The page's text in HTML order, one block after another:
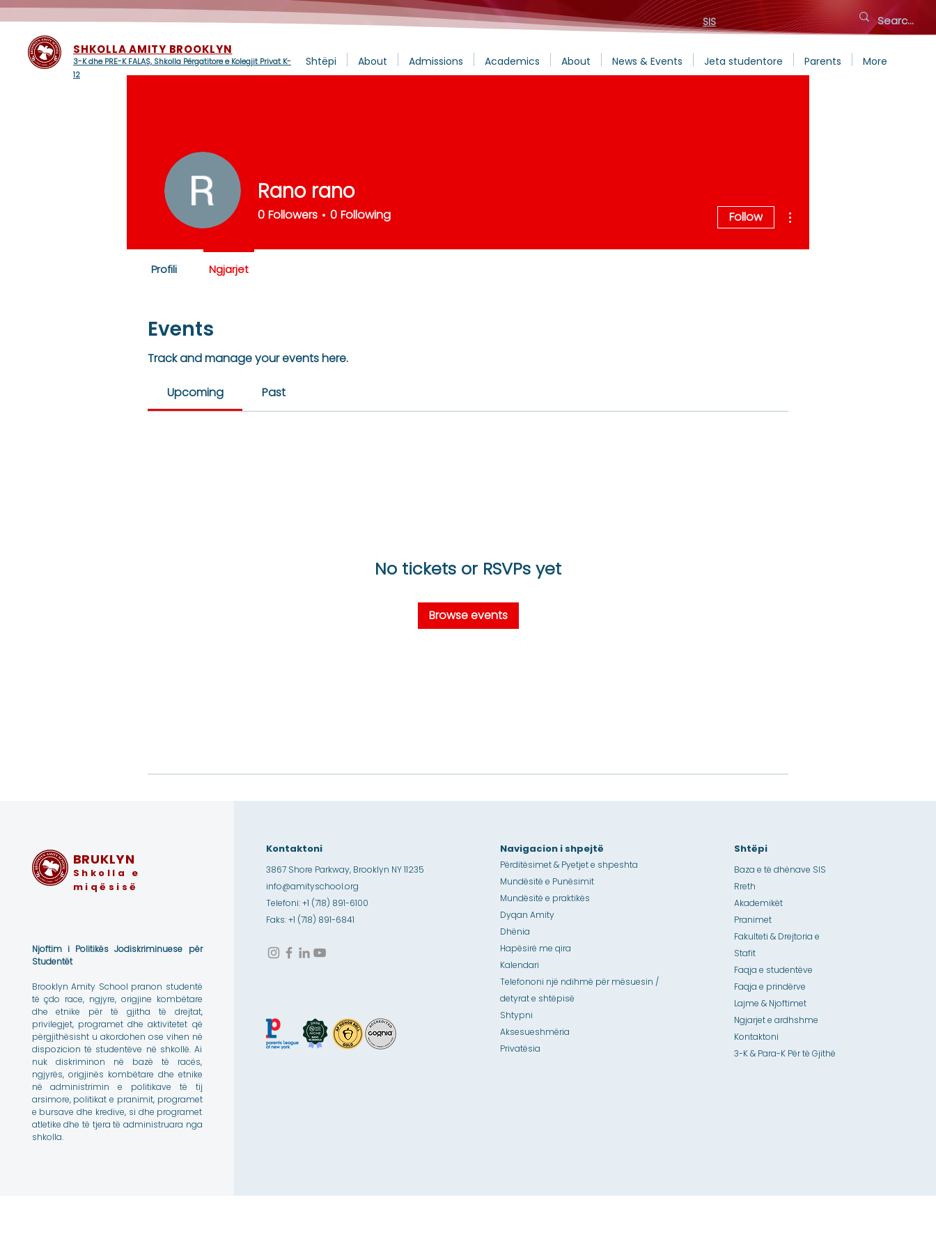
SIS
SHKOLLA AMITY BROOKLYN
3-K dhe PRE-K FALAS, Shkolla Përgatitore e Kolegjit Privat K-
12
Shtëpi About Admissions Academics About News & Events Jeta studentore Parents More
Events
Track and manage your events here.
Upcoming Past
No tickets or RSVPs yet
Browse events
Rano rano
0 Followers 0 Following Follow
Profili Ngjarjet
BRUKLYN
Shkolla e
miqësisë
Njoftim i Politikës Jodiskriminuese për
Studentët
Brooklyn Amity School pranon studentë
të çdo race, ngjyre, origjine kombëtare
dhe etnike për të gjitha të drejtat,
privilegjet, programet dhe aktivitetet që
përgjithësisht u akordohen ose vihen në
dispozicion të studentëve në shkollë. Ai
nuk diskriminon në bazë të racës,
ngjyrës, origjinës kombëtare dhe etnike
në administrimin e politikave të tij
arsimore, politikat e pranimit, programet
e bursave dhe kredive, si dhe programet
atletike dhe të tjera të administruara nga
shkolla.
Kontaktoni
3867 Shore Parkway, Brooklyn NY 11235
info@amityschool.org
Telefoni: +1 (718) 891-6100
Faks: +1 (718) 891-6841
Navigacion i shpejtë
Përditësimet & Pyetjet e shpeshta
Mundësitë e Punësimit
Mundësitë e praktikës
Dyqan Amity
Dhënia
Hapësirë me qira
Kalendari
Telefononi një ndihmë për mësuesin /
detyrat e shtëpisë
Shtypni
Aksesueshmëria
Privatësia
Shtëpi
Baza e të dhënave SIS
Rreth
Akademikët
Pranimet
Fakulteti & Drejtoria e
Stafit
Faqja e studentëve
Faqja e prindërve
Lajme & Njoftimet
Ngjarjet e ardhshme
Kontaktoni
3-K & Para-K Për të Gjithë